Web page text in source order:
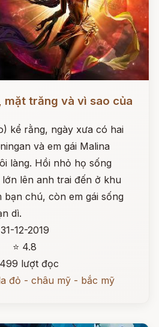
trăng và vì sao của
kể rằng, ngày xưa có hai
và em gái Malina
làng. Hồi nhỏ họ sống
lên anh trai đến ở khu
bạn chú, còn em gái sống
dì.
31-12-2019
⭐ 4.8
lượt đọc
đỏ - châu mỹ - bắc mỹ